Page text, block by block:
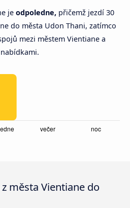
je odpoledne, přičemž jezdí 30
do města Udon Thani, zatímco
mezi městem Vientiane a
města Vientiane do